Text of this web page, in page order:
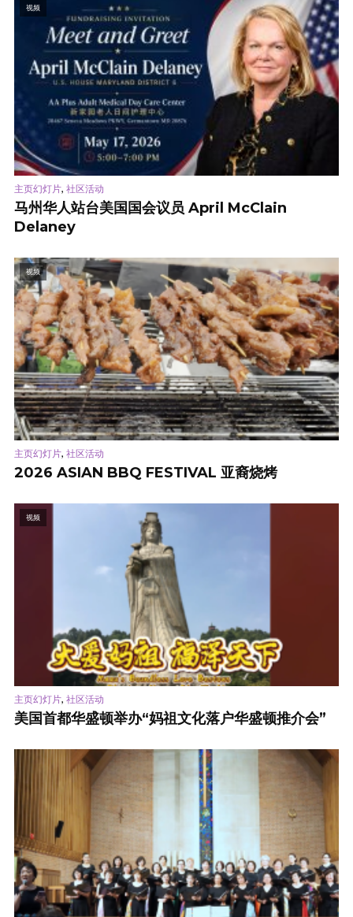
视频
主页幻灯片, 社区活动
马州华人站台美国国会议员 April McClain
Delaney
视频
主页幻灯片, 社区活动
2026 ASIAN BBQ FESTIVAL 亚裔烧烤
视频
主页幻灯片, 社区活动
美国首都华盛顿举办“妈祖文化落户华盛顿推介会”